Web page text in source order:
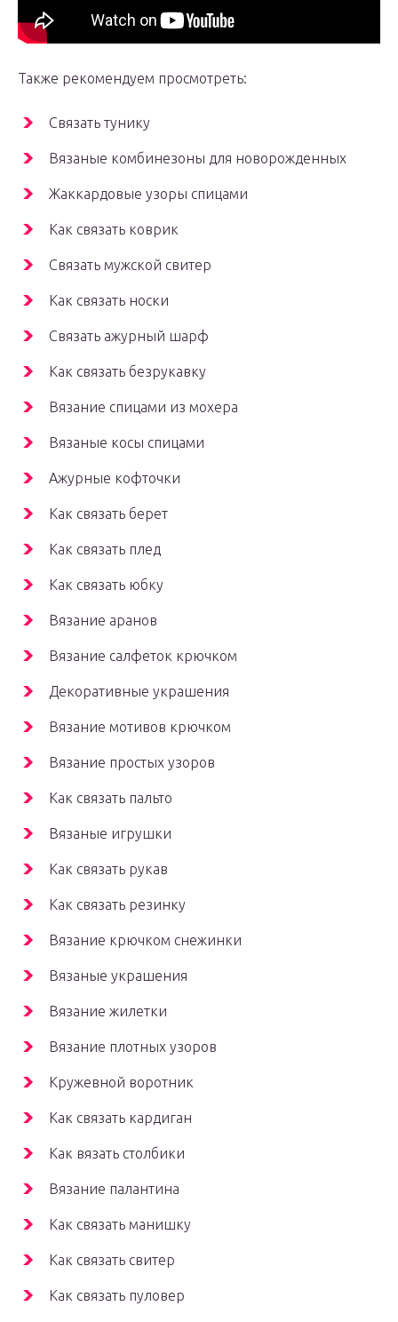
Также рекомендуем просмотреть:
Связать тунику
Вязаные комбинезоны для новорожденных
Жаккардовые узоры спицами
Как связать коврик
Связать мужской свитер
Как связать носки
Связать ажурный шарф
Как связать безрукавку
Вязание спицами из мохера
Вязаные косы спицами
Ажурные кофточки
Как связать берет
Как связать плед
Как связать юбку
Вязание аранов
Вязание салфеток крючком
Декоративные украшения
Вязание мотивов крючком
Вязание простых узоров
Как связать пальто
Вязаные игрушки
Как связать рукав
Как связать резинку
Вязание крючком снежинки
Вязаные украшения
Вязание жилетки
Вязание плотных узоров
Кружевной воротник
Как связать кардиган
Как вязать столбики
Вязание палантина
Как связать манишку
Как связать свитер
Как связать пуловер